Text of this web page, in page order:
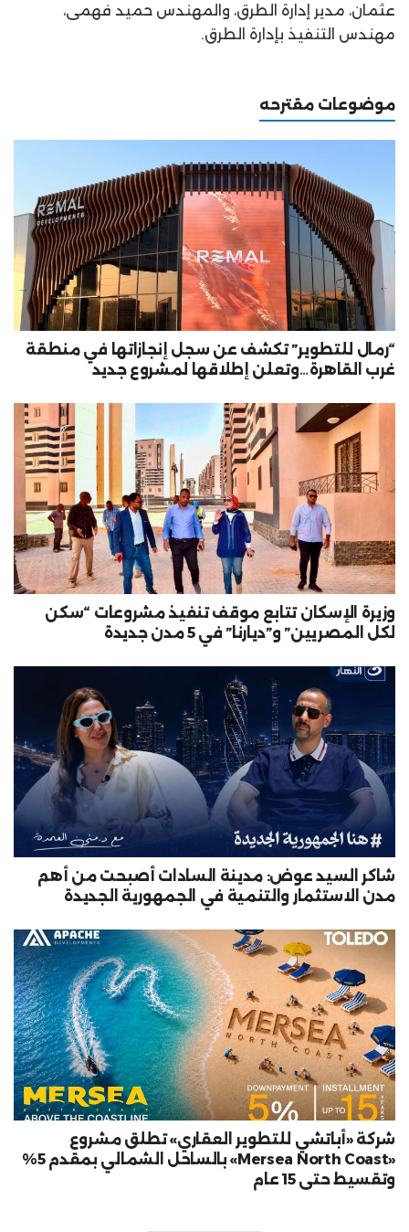
عثمان، مدير إدارة الطرق، والمهندس حميد فهمى،
مهندس التنفيذ بإدارة الطرق.
موضوعات مقترحه
“رمال للتطوير” تكشف عن سجل إنجازاتها في منطقة
غرب القاهرة…وتعلن إطلاقها لمشروع جديد
وزيرة الإسكان تتابع موقف تنفيذ مشروعات “سكن
لكل المصريين” و”ديارنا” في 5 مدن جديدة
شاكر السيد عوض: مدينة السادات أصبحت من أهم
مدن الاستثمار والتنمية في الجمهورية الجديدة
شركة «أباتشي للتطوير العقاري» تطلق مشروع
«Mersea North Coast» بالساحل الشمالي بمقدم 5%
وتقسيط حتى 15 عام